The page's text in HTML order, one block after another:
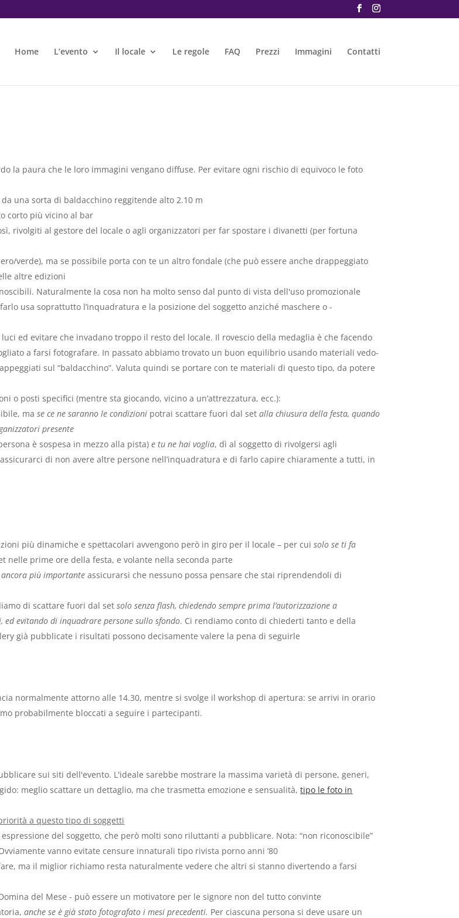
Home L’evento Il locale Le regole FAQ Prezzi Immagini Contatti
la paura che le loro immagini vengano diffuse. Per evitare ogni rischio di equivoco le foto
una sorta di baldacchino reggitende alto 2.10 m
corto più vicino al bar
rivolgiti al gestore del locale o agli organizzatori per far spostare i divanetti (per fortuna
verde), ma se possibile porta con te un altro fondale (che può essere anche drappeggiato
altre edizioni
Naturalmente la cosa non ha molto senso dal punto di vista dell'uso promozionale
usa soprattutto l’inquadratura e la posizione del soggetto anziché maschere o -
ed evitare che invadano troppo il resto del locale. Il rovescio della medaglia è che facendo
a farsi fotografare. In passato abbiamo trovato un buon equilibrio usando materiali vedo-
sul “baldacchino”. Valuta quindi se portare con te materiali di questo tipo, da potere
o posti specifici (mentre sta giocando, vicino a un’attrezzatura, ecc.):
mase ce ne saranno le condizioni potrai scattare fuori dal setalla chiusura della festa, quando
presente
è sospesa in mezzo alla pista)e tu ne hai voglia, dì al soggetto di rivolgersi agli
di non avere altre persone nell’inquadratura e di farlo capire chiaramente a tutti, in
più dinamiche e spettacolari avvengono però in giro per il locale – per cuisolo se ti fa
prime ore della festa, e volante nella seconda parte
ancora più importante assicurarsi che nessuno possa pensare che stai riprendendoli di
di scattare fuori dal setsolo senza flash, chiedendo sempre prima l’autorizzazione a
evitando di inquadrare persone sullo sfondo. Ci rendiamo conto di chiederti tanto e della
già pubblicate i risultati possono decisamente valere la pena di seguirle
normalmente attorno alle 14.30, mentre si svolge il workshop di apertura: se arrivi in orario
probabilmente bloccati a seguire i partecipanti.
sui siti dell'evento. L'ideale sarebbe mostrare la massima varietà di persone, generi,
meglio scattare un dettaglio, ma che trasmetta emozione e sensualità,tipo le foto in
a questo tipo di soggetti
del soggetto, che però molti sono riluttanti a pubblicare. Nota: “non riconoscibile”
vanno evitate censure innaturali tipo rivista porno anni ’80
ma il miglior richiamo resta naturalmente vedere che altri si stanno divertendo a farsi
del Mese - può essere un motivatore per le signore non del tutto convinte
anche se è già stato fotografato i mesi precedenti. Per ciascuna persona si deve usare un